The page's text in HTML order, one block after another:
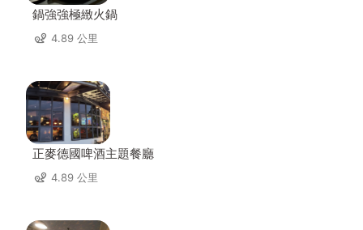
鍋強強極緻火鍋
4.89 公里
正麥德國啤酒主題餐廳
4.89 公里